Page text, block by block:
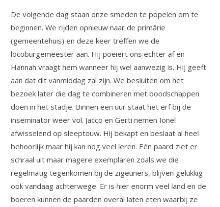
De volgende dag staan onze smeden te popelen om te
beginnen. We rijden opnieuw naar de primărie
(gemeentehuis) en deze keer treffen we de
locoburgemeester aan. Hij poeiert ons echter af en
Hannah vraagt hem wanneer hij wel aanwezig is. Hij geeft
aan dat dit vanmiddag zal zijn. We besluiten om het
bezoek later die dag te combineren met boodschappen
doen in het stadje. Binnen een uur staat het erf bij de
inseminator weer vol. Jacco en Gerti nemen Ionel
afwisselend op sleeptouw. Hij bekapt en beslaat al heel
behoorlijk maar hij kan nog veel leren. Eén paard ziet er
schraal uit maar magere exemplaren zoals we die
regelmatig tegenkomen bij de zigeuners, blijven gelukkig
ook vandaag achterwege. Er is hier enorm veel land en de
boeren kunnen de paarden overal laten eten waarbij ze